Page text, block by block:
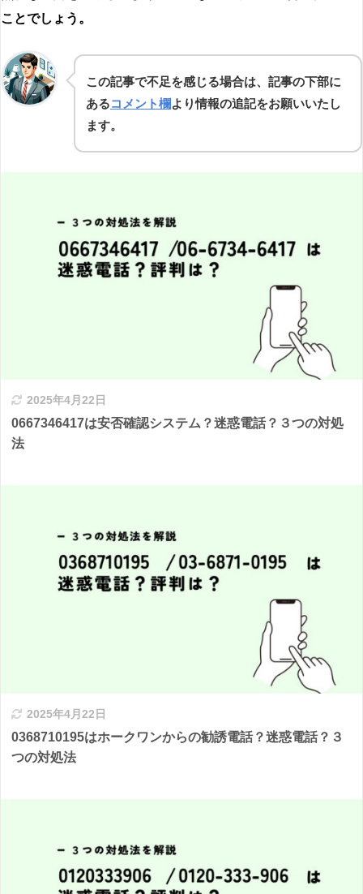
ことでしょう。
この記事で不足を感じる場合は、記事の下部に
あるコメント欄より情報の追記をお願いいたし
ます。
2025年4月22日
0667346417は安否確認システム？迷惑電話？３つの対処
法
2025年4月22日
0368710195はホークワンからの勧誘電話？迷惑電話？３
つの対処法